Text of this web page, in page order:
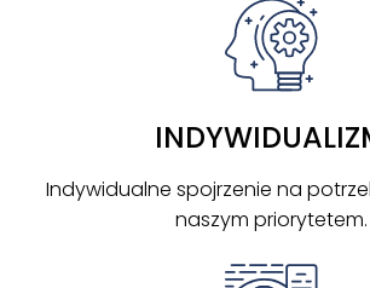
Indywidualne spojrzenie na
naszym priorytetem.